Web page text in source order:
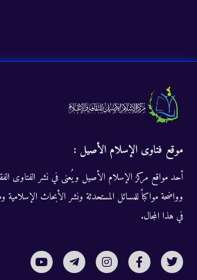
موقع فتاوى الإسلام الأصيل :
أحد مواقع مركز الإسلام الأصيل ويُعنى في نشر الفتاوى
وواضحة مواكباً للمسائل المستحدثة ونشر الأبحاث
في هذا المجال.